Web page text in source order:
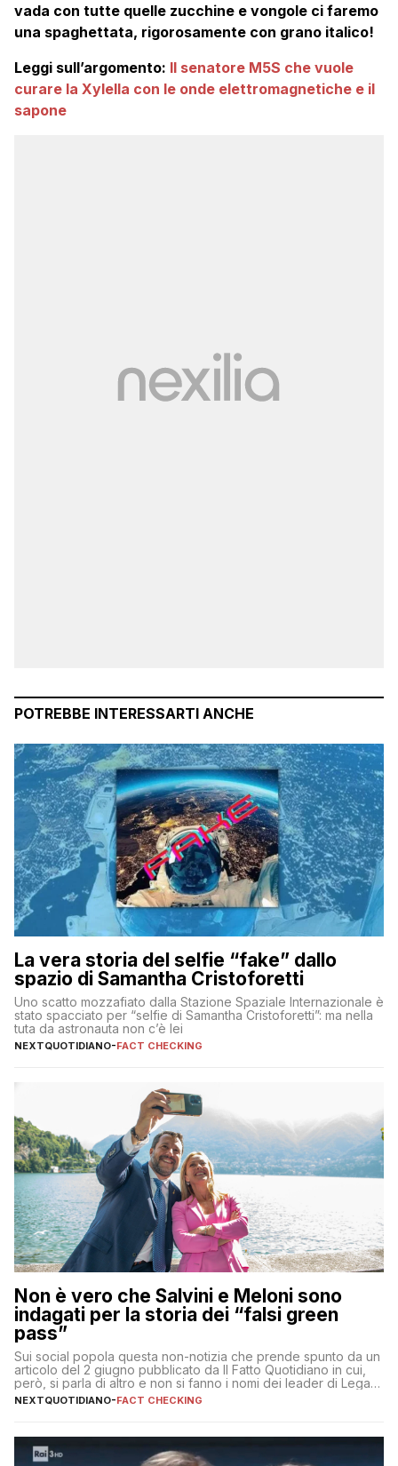
vada con tutte quelle zucchine e vongole ci faremo
una spaghettata, rigorosamente con grano italico!
Leggi sull’argomento: Il senatore M5S che vuole
curare la Xylella con le onde elettromagnetiche e il
sapone
POTREBBE INTERESSARTI ANCHE
La vera storia del selfie “fake” dallo
spazio di Samantha Cristoforetti
Uno scatto mozzafiato dalla Stazione Spaziale Internazionale è
stato spacciato per “selfie di Samantha Cristoforetti”: ma nella
tuta da astronauta non c’è lei
NEXTQUOTIDIANO-FACT CHECKING
Non è vero che Salvini e Meloni sono
indagati per la storia dei “falsi green
pass”
Sui social popola questa non-notizia che prende spunto da un
articolo del 2 giugno pubblicato da Il Fatto Quotidiano in cui,
però, si parla di altro e non si fanno i nomi dei leader di Lega e
Fratelli d’Italia
NEXTQUOTIDIANO-FACT CHECKING